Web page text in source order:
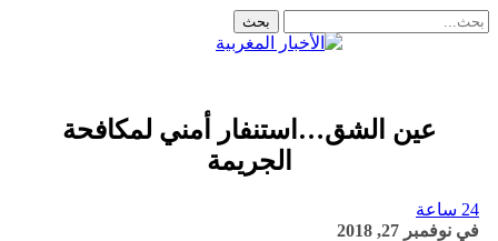
عين الشق…استنفار أمني لمكافحة
الجريمة
24 ساعة
في نوفمبر 27, 2018